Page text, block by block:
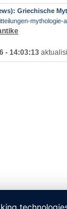
Griechische
mythologie-
- 14:03:13